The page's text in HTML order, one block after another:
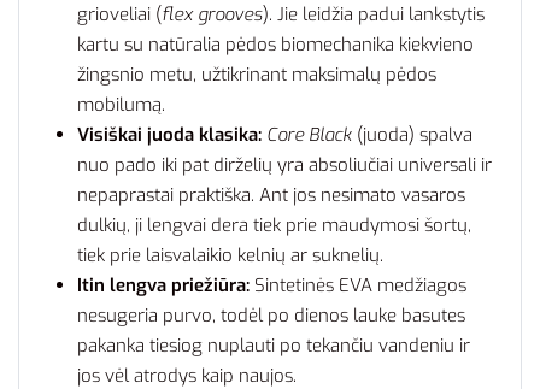
grioveliai (flex grooves). Jie leidžia padui lankstytis
kartu su natūralia pėdos biomechanika kiekvieno
žingsnio metu, užtikrinant maksimalų pėdos
mobilumą.
Visiškai juoda klasika: Core Black (juoda) spalva
nuo pado iki pat dirželių yra absoliučiai universali ir
nepaprastai praktiška. Ant jos nesimato vasaros
dulkių, ji lengvai dera tiek prie maudymosi šortų,
tiek prie laisvalaikio kelnių ar suknelių.
Itin lengva priežiūra: Sintetinės EVA medžiagos
nesugeria purvo, todėl po dienos lauke basutes
pakanka tiesiog nuplauti po tekančiu vandeniu ir
jos vėl atrodys kaip naujos.